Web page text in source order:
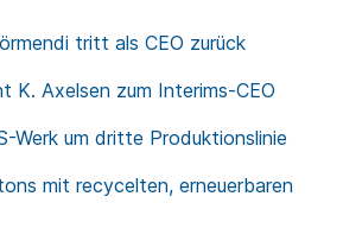
tritt als CEO zurück
K. Axelsen zum Interims-CEO
Werk um dritte Produktionslinie
mit recycelten, erneuerbaren